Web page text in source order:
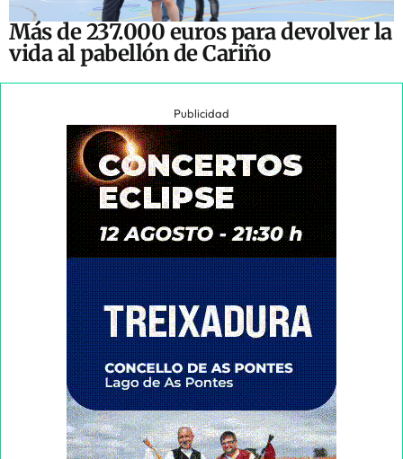
Más de 237.000 euros para devolver la
vida al pabellón de Cariño
Publicidad